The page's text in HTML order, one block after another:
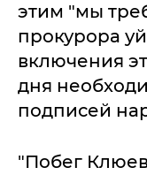
этим "мы
прокурора
включения
дня
подписей
"Побег